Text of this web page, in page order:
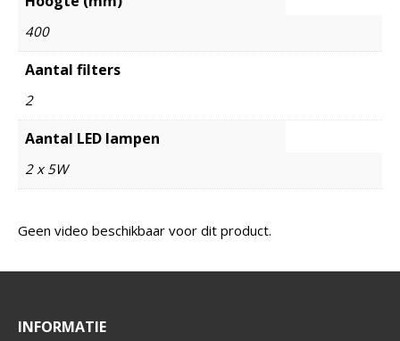
400
Aantal filters
2
Aantal LED lampen
2 x 5W
Geen video beschikbaar voor dit product.
INFORMATIE